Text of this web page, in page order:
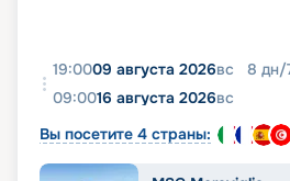
19:0009 августа 2026вс 8 дн/
09:0016 августа 2026вс
Вы посетите 4 страны: